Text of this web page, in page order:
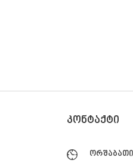
ᲙᲝᲜᲢᲐᲥᲢᲘ
ორშაბათი